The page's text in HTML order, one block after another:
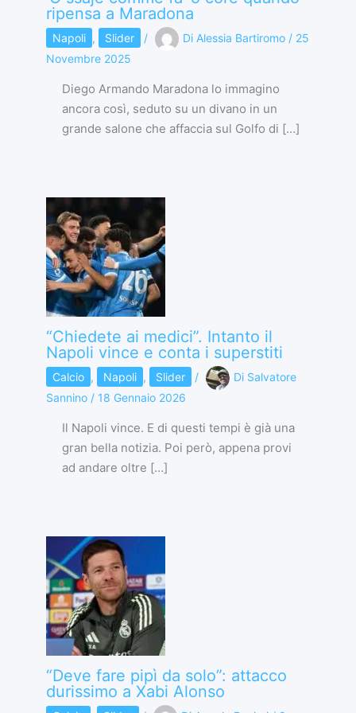
ripensa a Maradona
Napoli , Slider / Di Alessia Bartiromo / 25
Novembre 2025
Diego Armando Maradona lo immagino
ancora così, seduto su un divano in un
grande salone che affaccia sul Golfo di […]
“Chiedete ai medici”. Intanto il
Napoli vince e conta i superstiti
Calcio , Napoli , Slider / Di Salvatore
Sannino / 18 Gennaio 2026
Il Napoli vince. E di questi tempi è già una
gran bella notizia. Poi però, appena provi
ad andare oltre […]
“Deve fare pipì da solo”: attacco
durissimo a Xabi Alonso